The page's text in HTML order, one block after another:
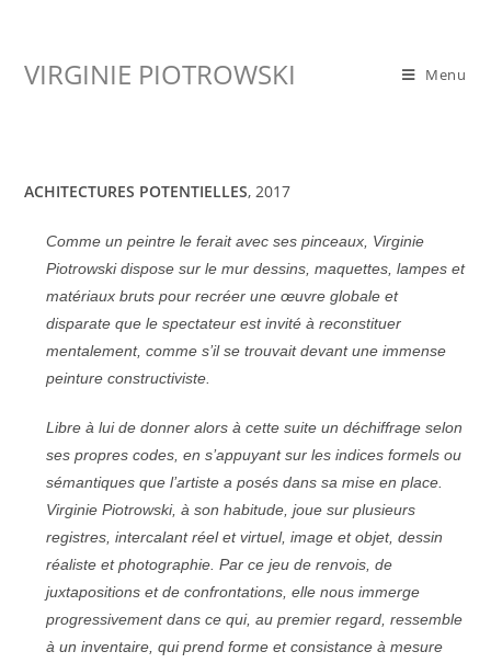
content
VIRGINIE PIOTROWSKI Menu
ACHITECTURES POTENTIELLES, 2017
Comme un peintre le ferait avec ses pinceaux, Virginie
Piotrowski dispose sur le mur dessins, maquettes, lampes et
matériaux bruts pour recréer une œuvre globale et
disparate que le spectateur est invité à reconstituer
mentalement, comme s’il se trouvait devant une immense
peinture constructiviste.
Libre à lui de donner alors à cette suite un déchiffrage selon
ses propres codes, en s’appuyant sur les indices formels ou
sémantiques que l’artiste a posés dans sa mise en place.
Virginie Piotrowski, à son habitude, joue sur plusieurs
registres, intercalant réel et virtuel, image et objet, dessin
réaliste et photographie. Par ce jeu de renvois, de
juxtapositions et de confrontations, elle nous immerge
progressivement dans ce qui, au premier regard, ressemble
à un inventaire, qui prend forme et consistance à mesure